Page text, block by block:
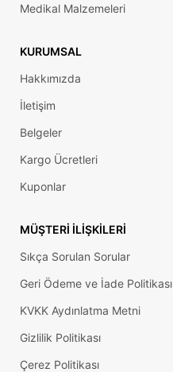
Medikal Malzemeleri
KURUMSAL
Hakkımızda
İletişim
Belgeler
Kargo Ücretleri
Kuponlar
MÜŞTERI İLIŞKILERI
Sıkça Sorulan Sorular
Geri Ödeme ve İade Politikası
KVKK Aydınlatma Metni
Gizlilik Politikası
Çerez Politikası